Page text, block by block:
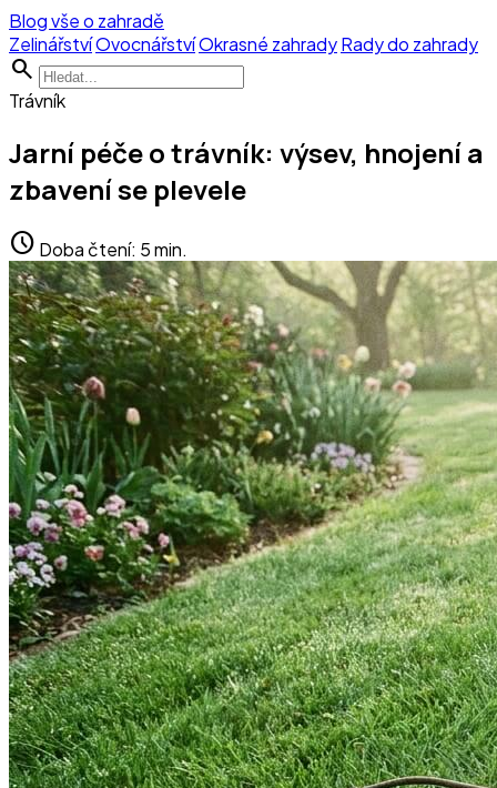
Blog vše o zahradě
ZelinářstvíOvocnářstvíOkrasné zahradyRady do zahrady
search
Trávník
Jarní péče o trávník: výsev, hnojení a
zbavení se plevele
schedule Doba čtení: 5 min.